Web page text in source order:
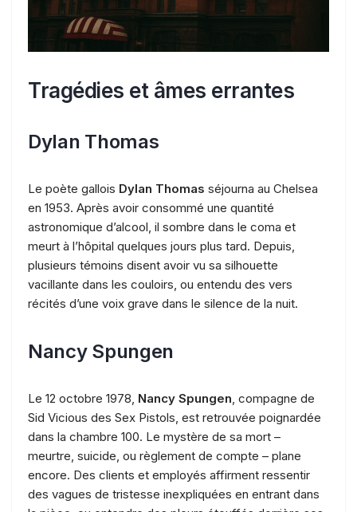
Tragédies et âmes errantes
Dylan Thomas
Le poète gallois Dylan Thomas séjourna au Chelsea
en 1953. Après avoir consommé une quantité
astronomique d’alcool, il sombre dans le coma et
meurt à l’hôpital quelques jours plus tard. Depuis,
plusieurs témoins disent avoir vu sa silhouette
vacillante dans les couloirs, ou entendu des vers
récités d’une voix grave dans le silence de la nuit.
Nancy Spungen
Le 12 octobre 1978, Nancy Spungen, compagne de
Sid Vicious des Sex Pistols, est retrouvée poignardée
dans la chambre 100. Le mystère de sa mort –
meurtre, suicide, ou règlement de compte – plane
encore. Des clients et employés affirment ressentir
des vagues de tristesse inexpliquées en entrant dans